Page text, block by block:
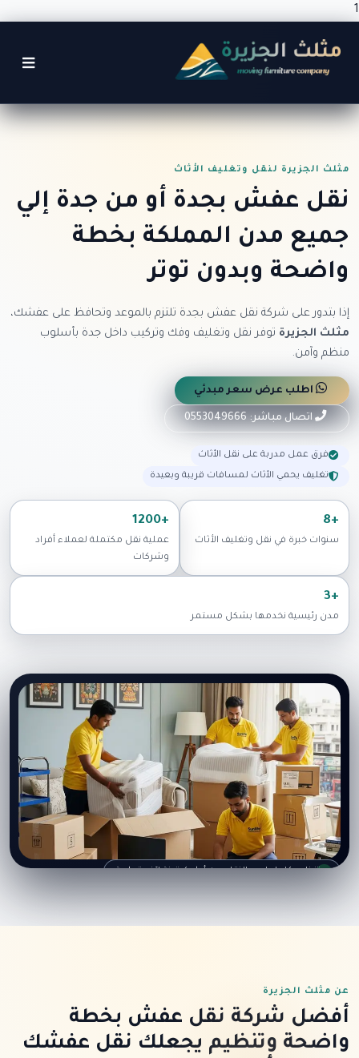
1
مثلث الجزيرة لنقل وتغليف الأثاث
نقل عفش بجدة أو من جدة إلي
جميع مدن المملكة بخطة
واضحة وبدون توتر
إذا بتدور على شركة نقل عفش بجدة تلتزم بالموعد وتحافظ على عفشك،
مثلث الجزيرة توفر نقل وتغليف وفك وتركيب داخل جدة بأسلوب
منظم وآمن.
اطلب عرض سعر مبدئي
اتصال مباشر: 0553049666
فرق عمل مدربة على نقل الأثاث
تغليف يحمي الأثاث لمسافات قريبة وبعيدة
+8
سنوات خبرة في نقل وتغليف الأثاث
+1200
عملية نقل مكتملة لعملاء أفراد
وشركات
+3
مدن رئيسية نخدمها بشكل مستمر
تغليف كامل لغرف النوم والصالون قبل التحميل
تنظيم كامل ليوم النقل من أول كرتونة لآخر قطعة
عن مثلث الجزيرة
أفضل شركة نقل عفش بخطة
واضحة وتنظيم يجعلك نقل عفشك